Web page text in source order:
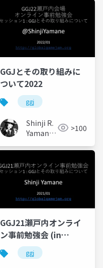
GGJとその取り組みに
ついて2022
ggj
Shinji R.
Yamane
二)
>100
GGJ21瀬戸内オンライ
ン事前勉強会 (in
Japanese)
ggj